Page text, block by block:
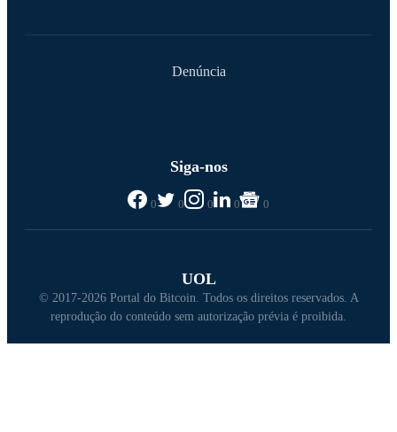
Denúncia
Siga-nos
0 0 0 0 0
UOL
© 2017-2026 Portal do Bitcoin. Todos os direitos reservados. A
reprodução do conteúdo sem autorização prévia é proibida.